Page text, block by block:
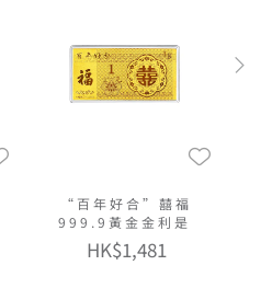
“百年好合”囍福
999.9黃金金利是
HK$1,481